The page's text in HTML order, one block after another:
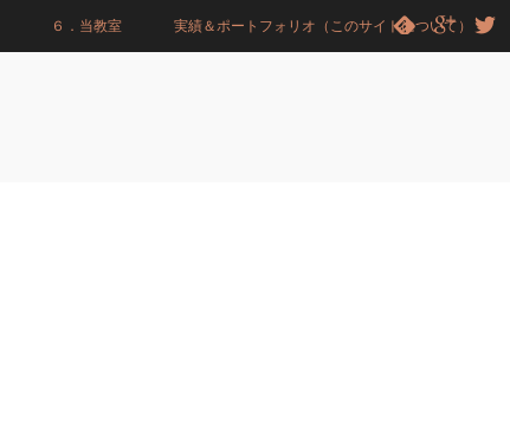
６．当教室 実績＆ポートフォリオ（このサイトについて）